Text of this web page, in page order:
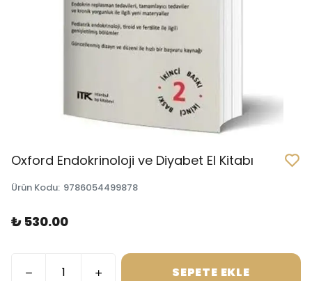
Oxford Endokrinoloji ve Diyabet El Kitabı
Ürün Kodu: 9786054499878
₺ 530.00
SEPETE EKLE